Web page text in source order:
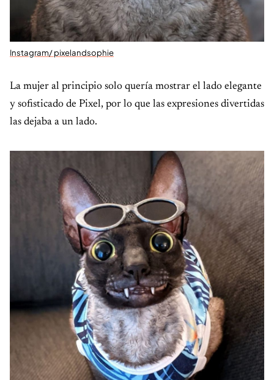
Instagram/ pixelandsophie
La mujer al principio solo quería mostrar el lado elegante
y sofisticado de Pixel, por lo que las expresiones divertidas
las dejaba a un lado.